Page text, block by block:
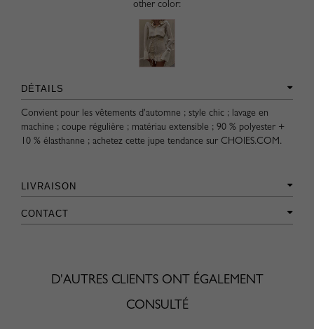
other color:
DÉTAILS
Convient pour les vêtements d'automne ; style chic ; lavage en
machine ; coupe régulière ; matériau extensible ; 90 % polyester +
10 % élasthanne ; achetez cette jupe tendance sur CHOIES.COM.
LIVRAISON
CONTACT
D'AUTRES CLIENTS ONT ÉGALEMENT
CONSULTÉ